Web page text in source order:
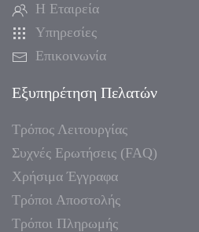
Η Εταιρεία
Υπηρεσίες
Επικοινωνία
Εξυπηρέτηση Πελατών
Τρόπος Λειτουργίας
Συχνές Ερωτήσεις (FAQ)
Χρήσιμα Έγγραφα
Τρόποι Αποστολής
Τρόποι Πληρωμής